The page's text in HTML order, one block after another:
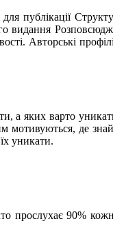
публікації
видання
Авторські
а яких варто
мотивуються, де
уникати.
прослухає 90%